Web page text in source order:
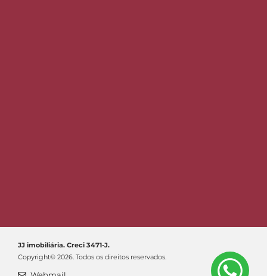
JJ imobiliária. Creci 3471-J.
Copyright© 2026. Todos os direitos reservados.